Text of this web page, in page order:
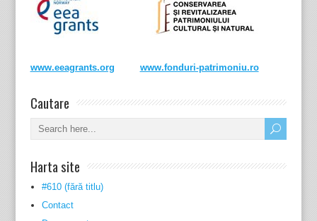
www.eeagrants.org www.fonduri-patrimoniu.ro
Cautare
Harta site
#610 (fără titlu)
Contact